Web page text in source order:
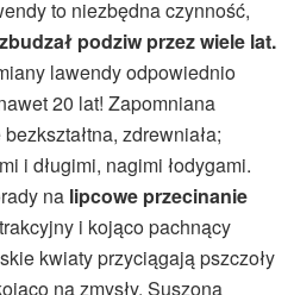
to niezbędna czynność,
podziw przez wiele lat.
lawendy odpowiednio
20 lat! Zapomniana
zdrewniała;
i długimi, nagimi łodygami.
na lipcowe przecinanie
i kojąco pachnący
kwiaty przyciągają pszczoły
na zmysły. Suszona